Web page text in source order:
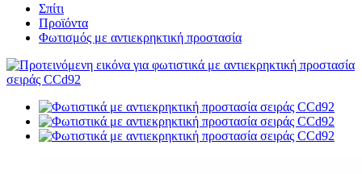
Σπίτι
Προϊόντα
Φωτισμός με αντιεκρηκτική προστασία